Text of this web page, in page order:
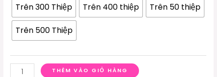
Trên 300 Thiệp Trên 400 thiệp Trên 50 thiệp
Trên 500 Thiệp
THÊM VÀO GIỎ HÀNG